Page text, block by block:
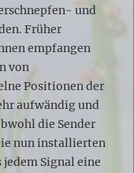
und
Früher
empfangen
von
Positionen der
aufwändig und
die Sender
nun installierten
Signal eine